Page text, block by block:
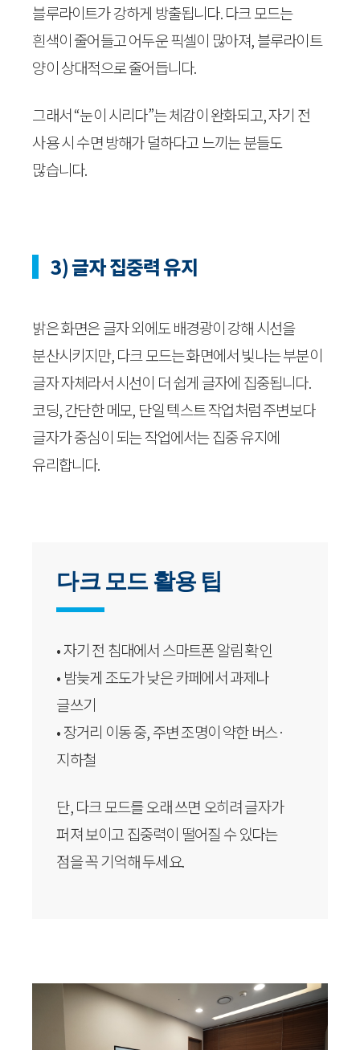
블루라이트가 강하게 방출됩니다. 다크 모드는
흰색이 줄어들고 어두운 픽셀이 많아져, 블루라이트
양이 상대적으로 줄어듭니다.
그래서 “눈이 시리다”는 체감이 완화되고, 자기 전
사용 시 수면 방해가 덜하다고 느끼는 분들도
많습니다.
3) 글자 집중력 유지
밝은 화면은 글자 외에도 배경광이 강해 시선을
분산시키지만, 다크 모드는 화면에서 빛나는 부분이
글자 자체라서 시선이 더 쉽게 글자에 집중됩니다.
코딩, 간단한 메모, 단일 텍스트 작업처럼 주변보다
글자가 중심이 되는 작업에서는 집중 유지에
유리합니다.
다크 모드 활용 팁
• 자기 전 침대에서 스마트폰 알림 확인
• 밤늦게 조도가 낮은 카페에서 과제나
글쓰기
• 장거리 이동 중, 주변 조명이 약한 버스·
지하철
단, 다크 모드를 오래 쓰면 오히려 글자가
퍼져 보이고 집중력이 떨어질 수 있다는
점을 꼭 기억해 두세요.